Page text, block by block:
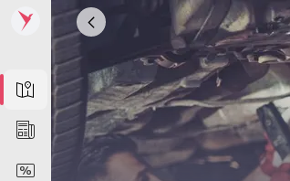
Map
News
DiscountCard